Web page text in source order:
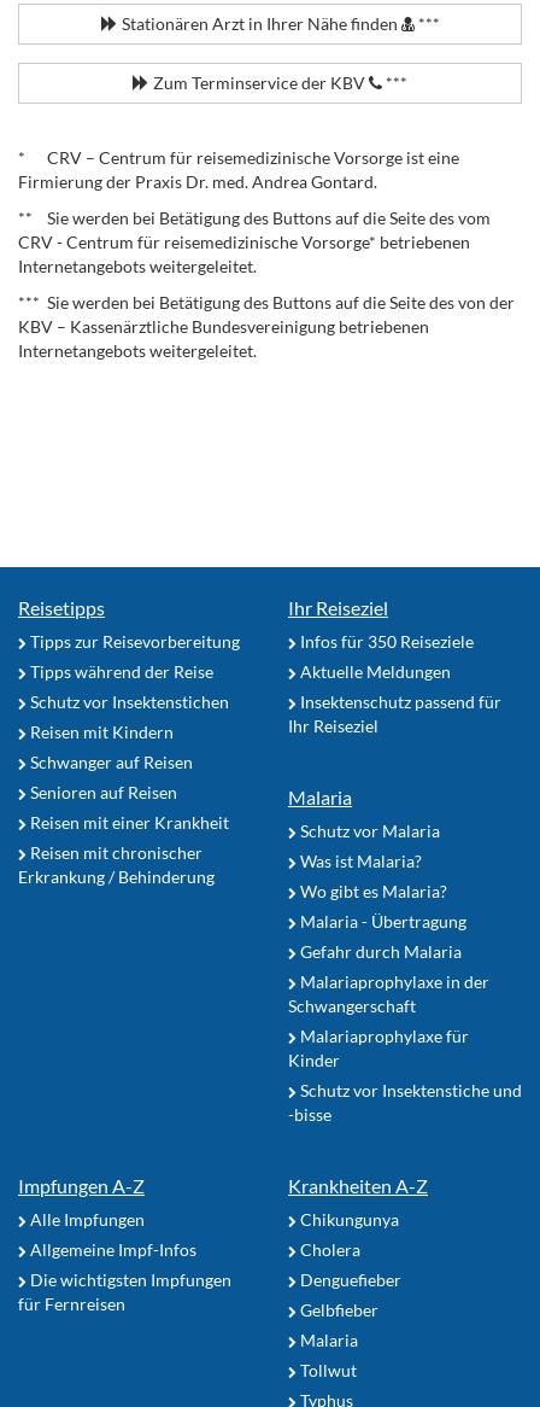
Stationären Arzt in Ihrer Nähe finden ***
Zum Terminservice der KBV ***
* CRV – Centrum für reisemedizinische Vorsorge ist eine
Firmierung der Praxis Dr. med. Andrea Gontard.
** Sie werden bei Betätigung des Buttons auf die Seite des vom
CRV - Centrum für reisemedizinische Vorsorge* betriebenen
Internetangebots weitergeleitet.
*** Sie werden bei Betätigung des Buttons auf die Seite des von der
KBV – Kassenärztliche Bundesvereinigung betriebenen
Internetangebots weitergeleitet.
Reisetipps
Tipps zur Reisevorbereitung
Tipps während der Reise
Schutz vor Insektenstichen
Reisen mit Kindern
Schwanger auf Reisen
Senioren auf Reisen
Reisen mit einer Krankheit
Reisen mit chronischer
Erkrankung / Behinderung
Ihr Reiseziel
Infos für 350 Reiseziele
Aktuelle Meldungen
Insektenschutz passend für
Ihr Reiseziel
Malaria
Schutz vor Malaria
Was ist Malaria?
Wo gibt es Malaria?
Malaria - Übertragung
Gefahr durch Malaria
Malariaprophylaxe in der
Schwangerschaft
Malariaprophylaxe für
Kinder
Schutz vor Insektenstiche und
-bisse
Impfungen A-Z
Alle Impfungen
Allgemeine Impf-Infos
Die wichtigsten Impfungen
für Fernreisen
Krankheiten A-Z
Chikungunya
Cholera
Denguefieber
Gelbfieber
Malaria
Tollwut
Typhus